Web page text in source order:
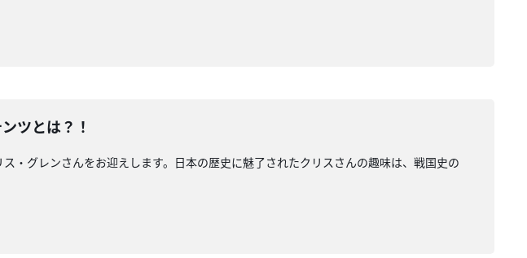
ツとは？！
・グレンさんをお迎えします。日本の歴史に魅了されたクリスさんの趣味は、戦国史の